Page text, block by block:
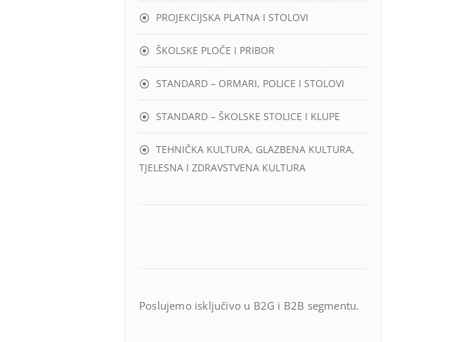
PROJEKCIJSKA PLATNA I STOLOVI
ŠKOLSKE PLOČE I PRIBOR
STANDARD – ORMARI, POLICE I STOLOVI
STANDARD – ŠKOLSKE STOLICE I KLUPE
TEHNIČKA KULTURA, GLAZBENA KULTURA,
TJELESNA I ZDRAVSTVENA KULTURA
Poslujemo isključivo u B2G i B2B segmentu.